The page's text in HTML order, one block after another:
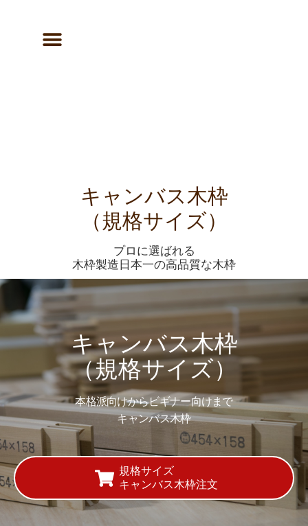
キャンバス木枠
（規格サイズ）
プロに選ばれる
木枠製造日本一の高品質な木枠
キャンバス木枠
（規格サイズ）
本格派向けからビギナー向けまで
キャンバス木枠
規格サイズ
キャンバス木枠注文